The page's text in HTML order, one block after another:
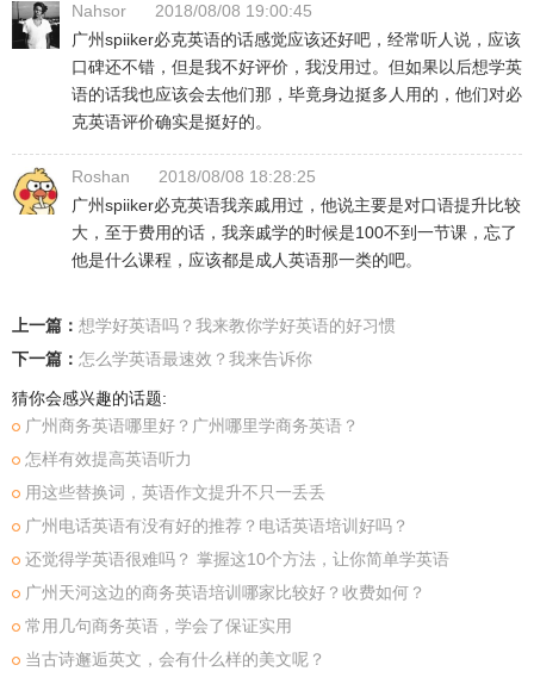
Nahsor
2018/08/08 19:00:45
广州spiiker必克英语的话感觉应该还好吧，经常听人说，应该
口碑还不错，但是我不好评价，我没用过。但如果以后想学英
语的话我也应该会去他们那，毕竟身边挺多人用的，他们对必
克英语评价确实是挺好的。
Roshan
2018/08/08 18:28:25
广州spiiker必克英语我亲戚用过，他说主要是对口语提升比较
大，至于费用的话，我亲戚学的时候是100不到一节课，忘了
他是什么课程，应该都是成人英语那一类的吧。
上一篇： 想学好英语吗？我来教你学好英语的好习惯
下一篇： 怎么学英语最速效？我来告诉你
猜你会感兴趣的话题:
广州商务英语哪里好？广州哪里学商务英语？
怎样有效提高英语听力
用这些替换词，英语作文提升不只一丢丢
广州电话英语有没有好的推荐？电话英语培训好吗？
还觉得学英语很难吗？ 掌握这10个方法，让你简单学英语
广州天河这边的商务英语培训哪家比较好？收费如何？
常用几句商务英语，学会了保证实用
当古诗邂逅英文，会有什么样的美文呢？